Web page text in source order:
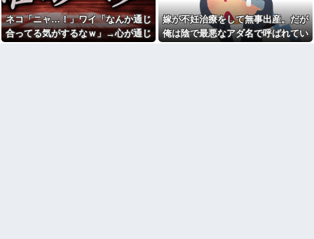
付き合って2週間で別れた。初デ
ートで冷めるシーンが多すぎ
旦那に子供を預けて妹&姪っ子
達を遊びに連れて行って、一日
を受けてもらうのだが問題は証
拠がない事。一か八かで請求す
るか、それとも泣き寝入りする
か…
ネコ「ニャ…！」ワイ「なんか通じ
合ってる気がするなｗ」→心が通じ
嫁が不妊治療をして無事出産。だが
俺は陰で最悪なアダ名で呼ばれてい